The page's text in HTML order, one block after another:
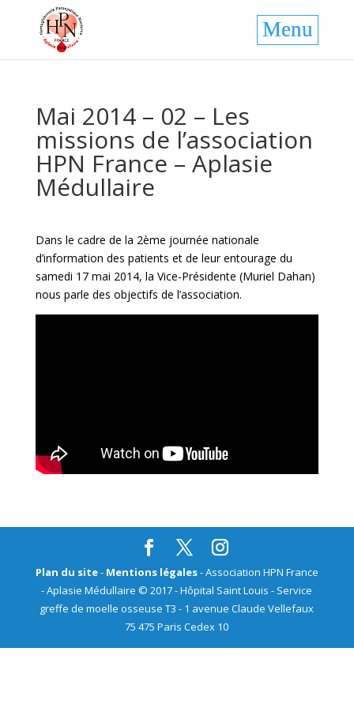
Mai 2014 – 02 – Les
missions de l’association
HPN France – Aplasie
Médullaire
Dans le cadre de la 2ème journée nationale
d’information des patients et de leur entourage du
samedi 17 mai 2014, la Vice-Présidente (Muriel Dahan)
nous parle des objectifs de l’association.
Plan du site- Mentions légales- Association HPN France
- Aplasie Médullaire © 2017 - Hôpital Saint Louis - Service
greffe de moelle osseuse T3 - 1 avenue Claude Vellefaux
75 475 Paris Cedex 10